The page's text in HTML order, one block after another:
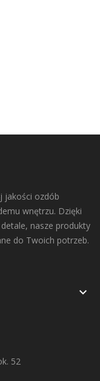
jakości ozdób
wnętrzu. Dzięki
nasze produkty
do Twoich potrzeb.

52